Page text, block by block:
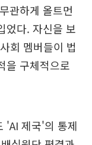
관하게 올트먼
었다. 자신을 보
회 멤버들이 법
을 구체적으로
'AI 제국'의 통제